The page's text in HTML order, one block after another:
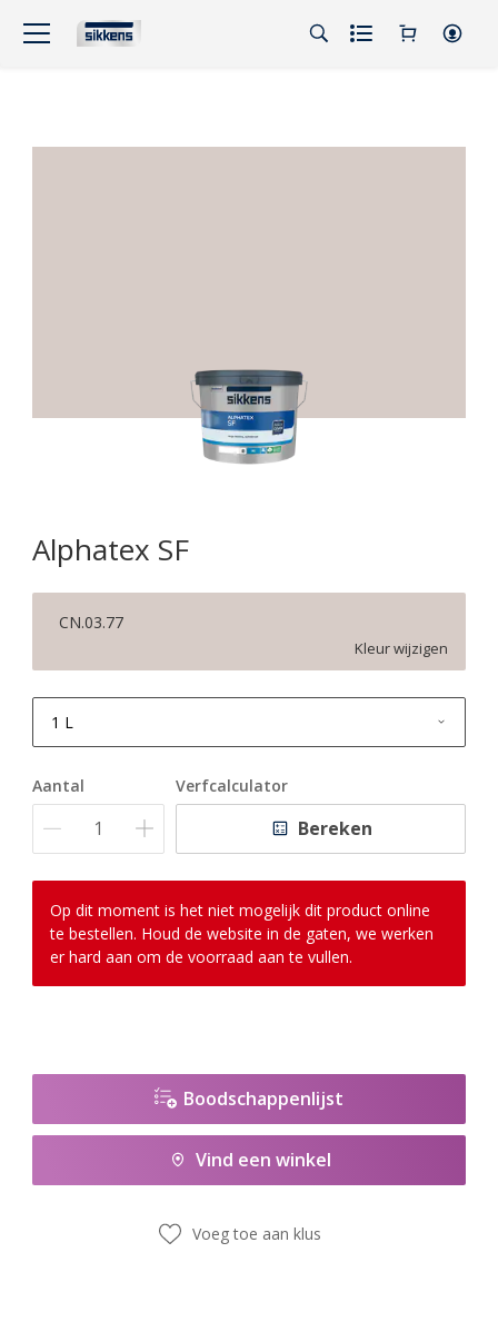
Alphatex SF
CN.03.77
Kleur wijzigen
1 L
2,5 L
10 L
Aantal Verfcalculator
Bereken
Op dit moment is het niet mogelijk dit product online
te bestellen. Houd de website in de gaten, we werken
er hard aan om de voorraad aan te vullen.
Boodschappenlijst
Vind een winkel
Voeg toe aan klus